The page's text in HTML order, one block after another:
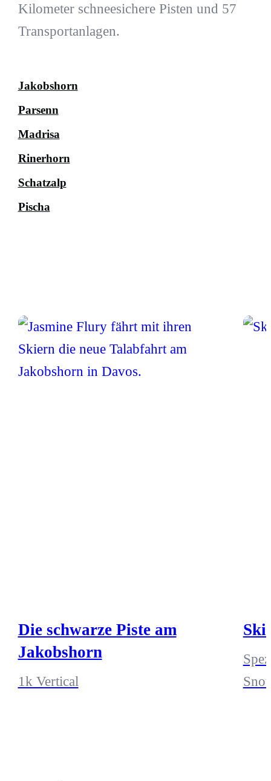
Kilometer schneesichere Pisten und 57
Transportanlagen.
Jakobshorn
Parsenn
Madrisa
Rinerhorn
Schatzalp
Pischa
Die schwarze Piste am
Jakobshorn
1k Vertical